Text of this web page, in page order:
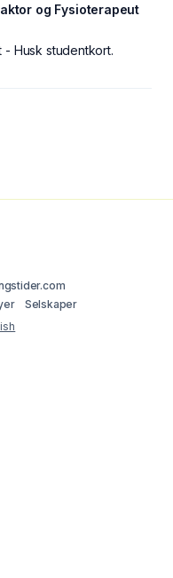
og Fysioterapeut
- Husk studentkort.
Selskaper